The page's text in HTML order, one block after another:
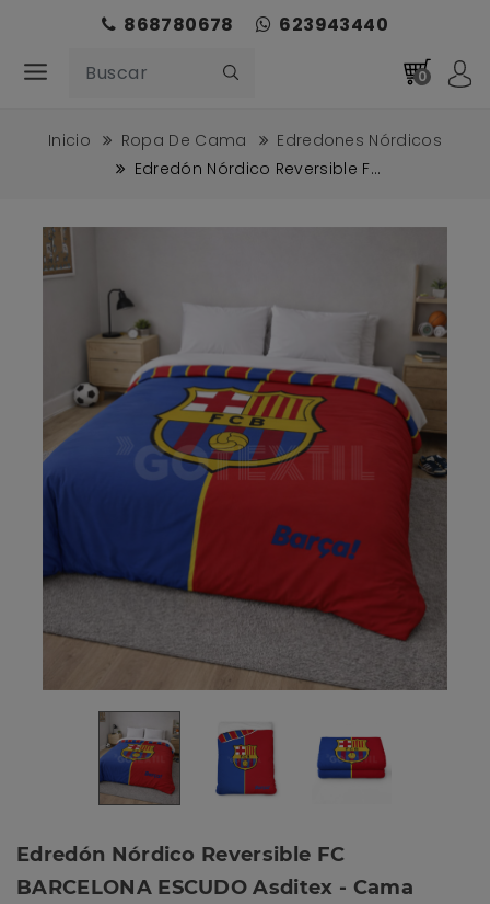
868780678 623943440
0
Inicio Ropa De Cama
Edredones Nórdicos
Edredón Nórdico Reversible F...
Edredón Nórdico Reversible FC
BARCELONA ESCUDO Asditex - Cama